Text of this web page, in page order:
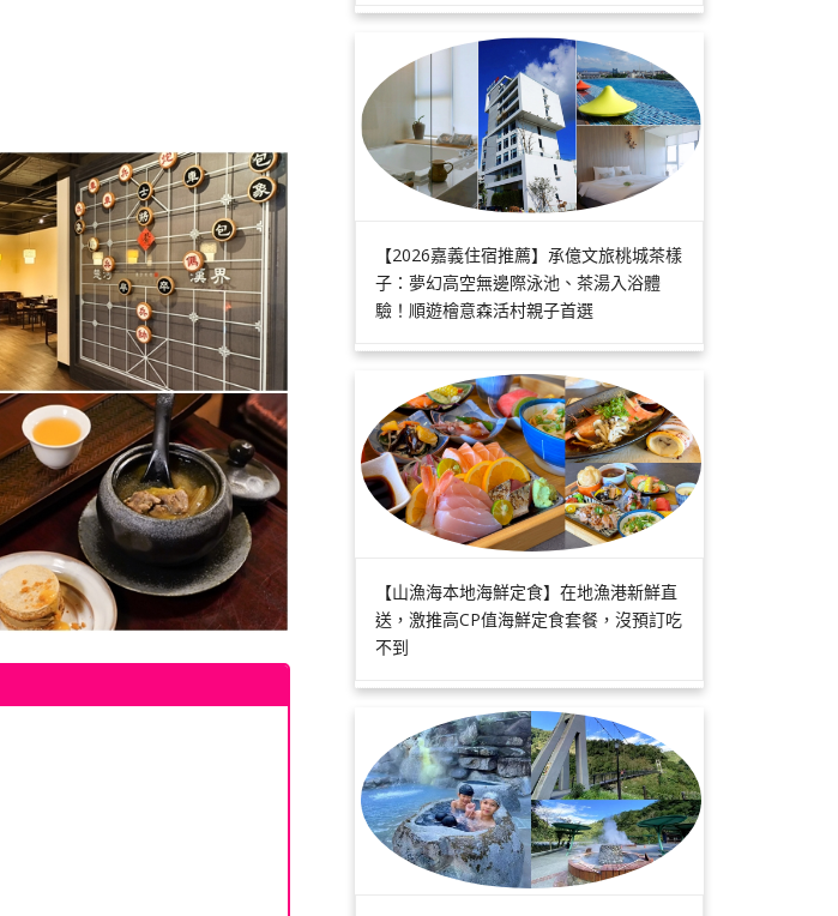
【2026嘉義住宿推薦】承億文旅桃城茶樣
子：夢幻高空無邊際泳池、茶湯入浴體
驗！順遊檜意森活村親子首選
【山漁海本地海鮮定食】在地漁港新鮮直
送，激推高CP值海鮮定食套餐，沒預訂吃
不到